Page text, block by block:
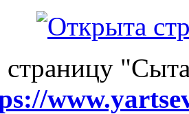
страницу